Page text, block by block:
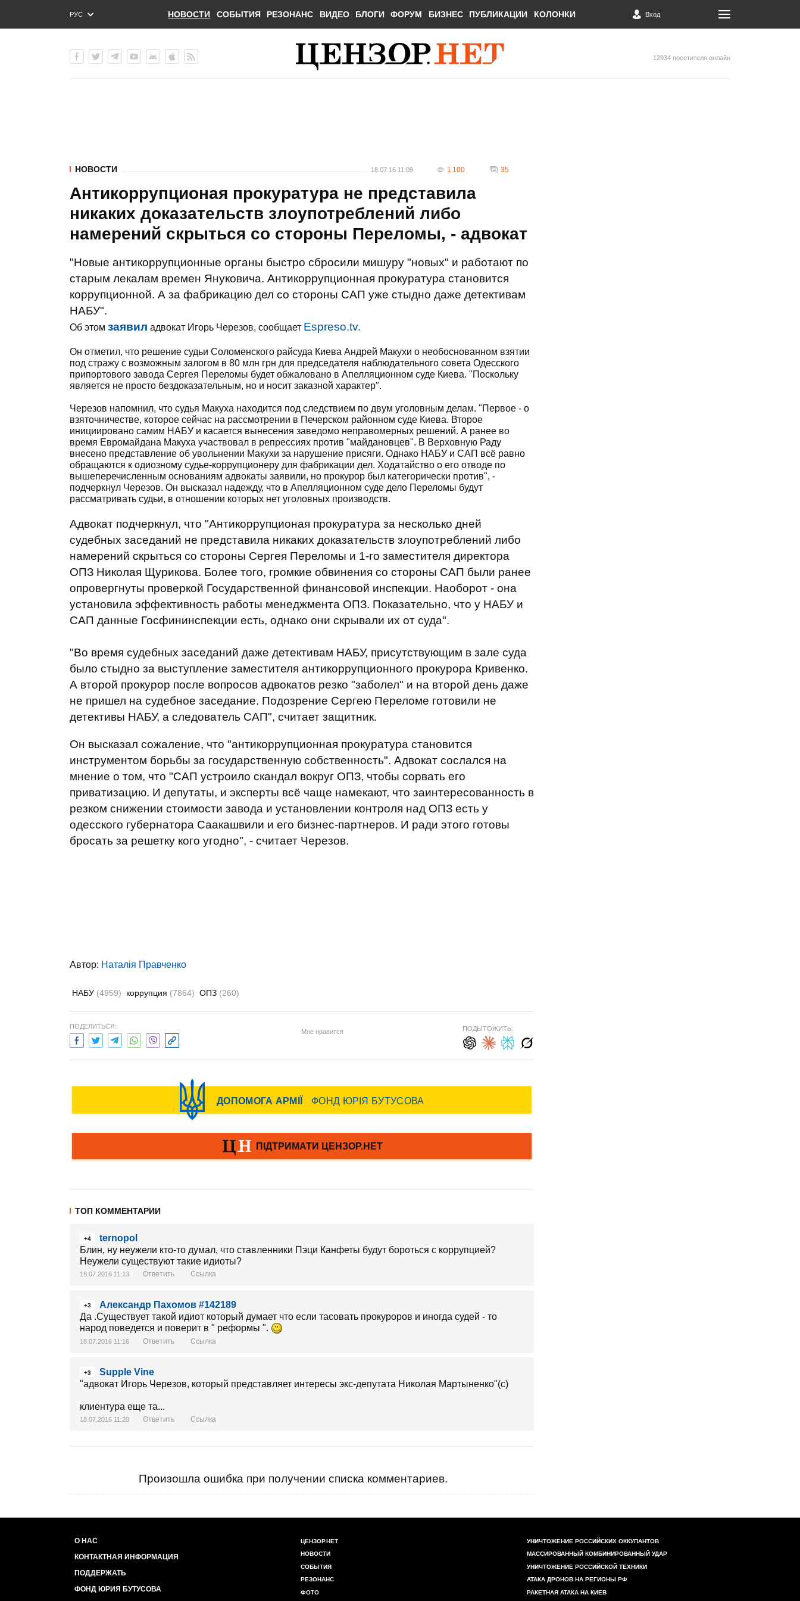
РУС
ENG
НОВОСТИ СОБЫТИЯ РЕЗОНАНС ВИДЕО БЛОГИ ФОРУМ БИЗНЕС ПУБЛИКАЦИИ КОЛОНКИ Вход
12934 посетителя онлайн
НОВОСТИ 18.07.16 11:09 1 100 35
Антикоррупционая прокуратура не представила
никаких доказательств злоупотреблений либо
намерений скрыться со стороны Переломы, - адвокат
"Новые антикоррупционные органы быстро сбросили мишуру "новых" и работают по
старым лекалам времен Януковича. Антикоррупционная прокуратура становится
коррупционной. А за фабрикацию дел со стороны САП уже стыдно даже детективам
НАБУ".
Об этом заявил адвокат Игорь Черезов, сообщает Еspreso.tv.
Он отметил, что решение судьи Соломенского райсуда Киева Андрей Макухи о необоснованном взятии
под стражу с возможным залогом в 80 млн грн для председателя наблюдательного совета Одесского
припортового завода Сергея Переломы будет обжаловано в Апелляционном суде Киева. "Поскольку
является не просто бездоказательным, но и носит заказной характер".
Черезов напомнил, что судья Макуха находится под следствием по двум уголовным делам. "Первое - о
взяточничестве, которое сейчас на рассмотрении в Печерском районном суде Киева. Второе
инициировано самим НАБУ и касается вынесения заведомо неправомерных решений. А ранее во
время Евромайдана Макуха участвовал в репрессиях против "майдановцев". В Верховную Раду
внесено представление об увольнении Макухи за нарушение присяги. Однако НАБУ и САП всё равно
обращаются к одиозному судье-коррупционеру для фабрикации дел. Ходатайство о его отводе по
вышеперечисленным основаниям адвокаты заявили, но прокурор был категорически против", -
подчеркнул Черезов. Он высказал надежду, что в Апелляционном суде дело Переломы будут
рассматривать судьи, в отношении которых нет уголовных производств.
Адвокат подчеркнул, что "Антикоррупционая прокуратура за несколько дней
судебных заседаний не представила никаких доказательств злоупотреблений либо
намерений скрыться со стороны Сергея Переломы и 1-го заместителя директора
ОПЗ Николая Щурикова. Более того, громкие обвинения со стороны САП были ранее
опровергнуты проверкой Государственной финансовой инспекции. Наоборот - она
установила эффективность работы менеджмента ОПЗ. Показательно, что у НАБУ и
САП данные Госфининспекции есть, однако они скрывали их от суда".
"Во время судебных заседаний даже детективам НАБУ, присутствующим в зале суда
было стыдно за выступление заместителя антикоррупционного прокурора Кривенко.
А второй прокурор после вопросов адвокатов резко "заболел" и на второй день даже
не пришел на судебное заседание. Подозрение Сергею Переломе готовили не
детективы НАБУ, а следователь САП", считает защитник.
Он высказал сожаление, что "антикоррупционная прокуратура становится
инструментом борьбы за государственную собственность". Адвокат сослался на
мнение о том, что "САП устроило скандал вокруг ОПЗ, чтобы сорвать его
приватизацию. И депутаты, и эксперты всё чаще намекают, что заинтересованность в
резком снижении стоимости завода и установлении контроля над ОПЗ есть у
одесского губернатора Саакашвили и его бизнес-партнеров. И ради этого готовы
бросать за решетку кого угодно", - считает Черезов.
Автор: Наталія Правченко
НАБУ (4959) коррупция (7864) ОПЗ (260)
ПОДЕЛИТЬСЯ:
Мне нравится ПОДЫТОЖИТЬ:
ТОП КОММЕНТАРИИ
+4
ternopol
Блин, ну неужели кто-то думал, что ставленники Пэци Канфеты будут бороться с коррупцией?
Неужели существуют такие идиоты?
18.07.2016 11:13 Ответить Ссылка
+3
Александр Пахомов #142189
Да .Существует такой идиот который думает что если тасовать прокуроров и иногда судей - то
народ поведется и поверит в " реформы ".
18.07.2016 11:16 Ответить Ссылка
+3
Supple Vine
"адвокат Игорь Черезов, который представляет интересы экс-депутата Николая Мартыненко"(с)
клиентура еще та...
18.07.2016 11:20 Ответить Ссылка
Произошла ошибка при получении списка комментариев.
О НАС
КОНТАКТНАЯ ИНФОРМАЦИЯ
ПОДДЕРЖАТЬ
ФОНД ЮРИЯ БУТУСОВА
ЦЕНЗОР.НЕТ
НОВОСТИ
СОБЫТИЯ
РЕЗОНАНС
ФОТО
УНИЧТОЖЕНИЕ РОССИЙСКИХ ОККУПАНТОВ
МАССИРОВАННЫЙ КОМБИНИРОВАННЫЙ УДАР
УНИЧТОЖЕНИЕ РОССИЙСКОЙ ТЕХНИКИ
АТАКА ДРОНОВ НА РЕГИОНЫ РФ
РАКЕТНАЯ АТАКА НА КИЕВ